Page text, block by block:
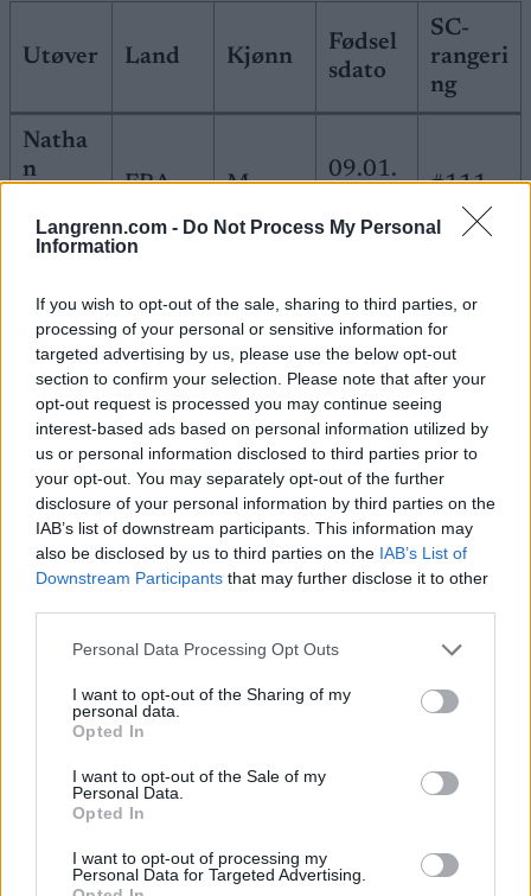
Langrenn.com - Do Not Process My Personal
Information
If you wish to opt-out of the sale, sharing to third parties, or
processing of your personal or sensitive information for
targeted advertising by us, please use the below opt-out
section to confirm your selection. Please note that after your
opt-out request is processed you may continue seeing
interest-based ads based on personal information utilized by
us or personal information disclosed to third parties prior to
your opt-out. You may separately opt-out of the further
disclosure of your personal information by third parties on the
IAB’s list of downstream participants. This information may
also be disclosed by us to third parties on the IAB’s List of
Downstream Participants that may further disclose it to other
Please note that this website/app uses one or more Google
not limited to your visit or usage behaviour. You may click to
grant or deny consent to Google and its third-party tags to
use your data for below specified purposes in below Google
consent section.
Personal Data Processing Opt Outs
I want to opt-out of the Sharing of my
personal data.
Opted In
I want to opt-out of the Sale of my
Personal Data.
Opted In
I want to opt-out of processing my
Personal Data for Targeted Advertising.
Utøver Land Kjønn
Fødsel
sdato
SC-
rangeri
ng
Natha
n
on
FRA M
09.01.
#111
Harive
FRA K
17.03.
2000*
#146
Antoin
Millet
FRA
24.10.
2002*
#185
Boris
Bergle
FRA M
21.01.
2003*
*
#273
Elio
Jarrian
FRA M
27.02.
2004*
#743
Suzett
Christi
Alice
Bourdi
FRA K
2005*